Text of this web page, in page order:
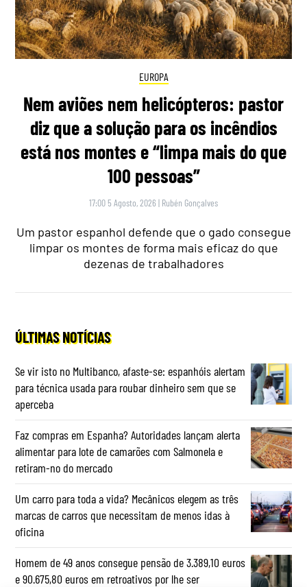
EUROPA
Nem aviões nem helicópteros: pastor
diz que a solução para os incêndios
está nos montes e “limpa mais do que
100 pessoas”
17:00 5 Agosto, 2026 | Rubén Gonçalves
Um pastor espanhol defende que o gado consegue
limpar os montes de forma mais eficaz do que
dezenas de trabalhadores
ÚLTIMAS NOTÍCIAS
Se vir isto no Multibanco, afaste-se: espanhóis alertam
para técnica usada para roubar dinheiro sem que se
aperceba
Faz compras em Espanha? Autoridades lançam alerta
alimentar para lote de camarões com Salmonela e
retiram-no do mercado
Um carro para toda a vida? Mecânicos elegem as três
marcas de carros que necessitam de menos idas à
oficina
Homem de 49 anos consegue pensão de 3.389,10 euros
e 90.675,80 euros em retroativos por lhe ser